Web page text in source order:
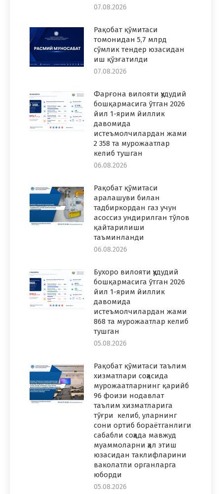
07.08.2026
Рақобат қўмитаси
томонидан 5,7 млрд
сўмлик тендер юзасидан
иш қўзғатилди
07.08.2026
Фарғона вилояти ҳудудий
бошқармасига ўтган 2026
йил 1-ярим йиллик
давомида
истеъмолчилардан жами
2 358 та мурожаатлар
келиб тушган
06.08.2026
Рақобат қўмитаси
аралашуви билан
тадбиркордан газ учун
асоссиз ундирилган тўлов
қайтарилиши
таъминланди
06.08.2026
Бухоро вилояти ҳудудий
бошқармасига ўтган 2026
йил 1-ярим йиллик
давомида
истеъмолчилардан жами
868 та мурожаатлар келиб
тушган
05.08.2026
Рақобат қўмитаси таълим
хизматлари соҳасида
мурожаатларнинг қарийб
96 фоизи нодавлат
таълим хизматларига
тўғри келиб, уларнинг
сони ортиб бораётганлиги
сабабли соҳада мавжуд
муаммоларни ҳал этиш
юзасидан таклифларини
ваколатли органларга
юборди
05.08.2026